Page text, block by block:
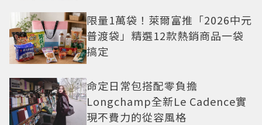
限量1萬袋！萊爾富推「2026中元
普渡袋」精選12款熱銷商品一袋
搞定
命定日常包搭配零負擔
Longchamp全新Le Cadence實
現不費力的從容風格